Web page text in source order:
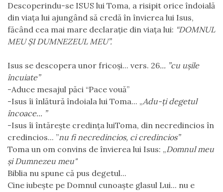
Descoperindu-se ISUS lui Toma, a risipit orice îndoială
din viața lui ajungând să credă în învierea lui Isus,
făcând cea mai mare declarație din viața lui: “DOMNUL
MEU ȘIDUMNEZEUL MEU”.
Isus se descopera unor fricoși... vers. 26... ”cu ușile
încuiate”
-Aduce mesajul păci “Pace vouă”
-Isus îi înlătură îndoiala lui Toma... „Adu-ți degetul
încoace... ”
-Isus îi întărește credința luiToma, din necredincios în
credincios... ”nu fi necredincios, ci credincios”
Toma un om convins de învierea lui Isus: „Domnul meu
şi Dumnezeu meu"
Biblia nu spune că pus degetul...
Cine iubeşte pe Domnul cunoaşte glasul Lui... nu e